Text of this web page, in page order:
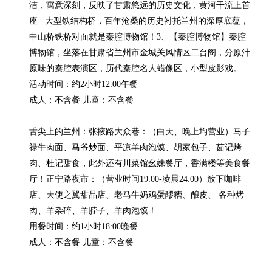
洁，寓意深刻，反映了甘肃悠远的历史文化，黄河干流上首
座   大型铁结构桥，百年沧桑的历史衬托兰州的深厚底蕴，
中山桥铁桥对面就是秦腔博物馆！3、【秦腔博物馆】秦腔
博物馆，坐落在甘肃省兰州市金城关风情区二台阁，分原汁
原味的秦腔表演区，历代秦腔名人蜡像区，小型皮影戏。
活动时间：约2小时12:00午餐
成人：不含餐 儿童：不含餐
舌尖上的兰州：张掖路大众巷：（白天、晚上均营业）马子
禄牛肉面、马爷炒面、平凉羊肉泡馍、胡家包子、茹记烤
肉、杜记甜食，此外还有川菜馆幺妹餐厅，香满楼等美食餐
厅！正宁路夜市：（营业时间19:00-凌晨24:00）放下咖啡
店、天使之翼甜品店、老马牛奶鸡蛋醪糟、酿皮、 各种烤
肉、羊杂碎、羊脖子、羊肉泡馍！
用餐时间：约1小时18:00晚餐
成人：不含餐 儿童：不含餐